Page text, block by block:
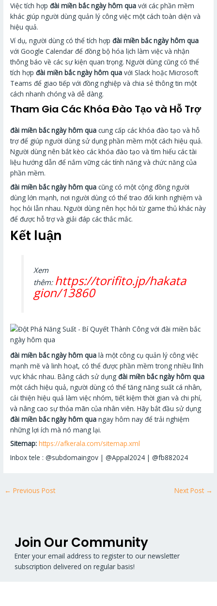
Việc tích hợpđài miền bắc ngày hôm qua với các phần mềm
khác giúp người dùng quản lý công việc một cách toàn diện và
hiệu quả.
Ví dụ, người dùng có thể tích hợpđài miền bắc ngày hôm qua
với Google Calendar để đồng bộ hóa lịch làm việc và nhận
thông báo về các sự kiện quan trọng. Người dùng cũng có thể
tích hợpđài miền bắc ngày hôm qua với Slack hoặc Microsoft
Teams để giao tiếp với đồng nghiệp và chia sẻ thông tin một
cách nhanh chóng và dễ dàng.
Tham Gia Các Khóa Đào Tạo và Hỗ Trợ
đài miền bắc ngày hôm qua cung cấp các khóa đào tạo và hỗ
trợ để giúp người dùng sử dụng phần mềm một cách hiệu quả.
Người dùng nên bắt kèo các khóa đào tạo và tìm hiểu các tài
liệu hướng dẫn để nắm vững các tính năng và chức năng của
phần mềm.
đài miền bắc ngày hôm qua cũng có một cộng đồng người
dùng lớn mạnh, nơi người dùng có thể trao đổi kinh nghiệm và
học hỏi lẫn nhau. Người dùng nên học hỏi từ game thủ khác này
để được hỗ trợ và giải đáp các thắc mắc.
Kết luận
Xem
thêm: https://torifito.jp/hakata
gion/13860
đài miền bắc ngày hôm qua là một công cụ quản lý công việc
mạnh mẽ và linh hoạt, có thể được phần mềm trong nhiều lĩnh
vực khác nhau. Bằng cách sử dụngđài miền bắc ngày hôm qua
một cách hiệu quả, người dùng có thể tăng năng suất cá nhân,
cải thiện hiệu quả làm việc nhóm, tiết kiệm thời gian và chi phí,
và nâng cao sự thỏa mãn của nhân viên. Hãy bắt đầu sử dụng
đài miền bắc ngày hôm qua ngay hôm nay để trải nghiệm
những lợi ích mà nó mang lại.
Sitemap: https://afkerala.com/sitemap.xml
Inbox tele : @subdomaingov | @Appal2024 | @fb882024
← Previous Post Next Post →
Join Our Community
Enter your email address to register to our newsletter
subscription delivered on regular basis!